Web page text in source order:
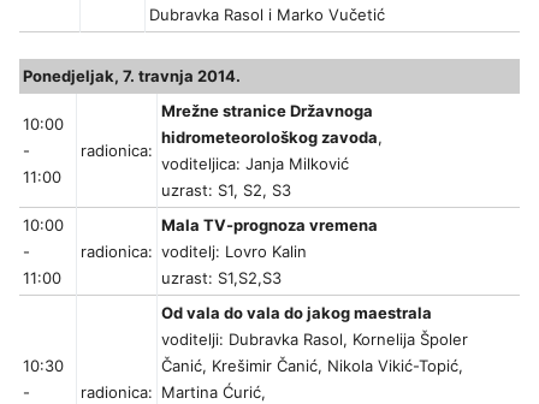
Dubravka Rasol i Marko Vučetić
Ponedjeljak, 7. travnja 2014.
10:00
-
11:00
radionica:
Mrežne stranice Državnoga
hidrometeorološkog zavoda,
voditeljica: Janja Milković
uzrast: S1, S2, S3
10:00
-
11:00
radionica:
Mala TV-prognoza vremena
voditelj: Lovro Kalin
uzrast: S1,S2,S3
10:30
-
radionica:
Od vala do vala do jakog maestrala
voditelji: Dubravka Rasol, Kornelija Špoler
Čanić, Krešimir Čanić, Nikola Vikić-Topić,
Martina Ćurić,